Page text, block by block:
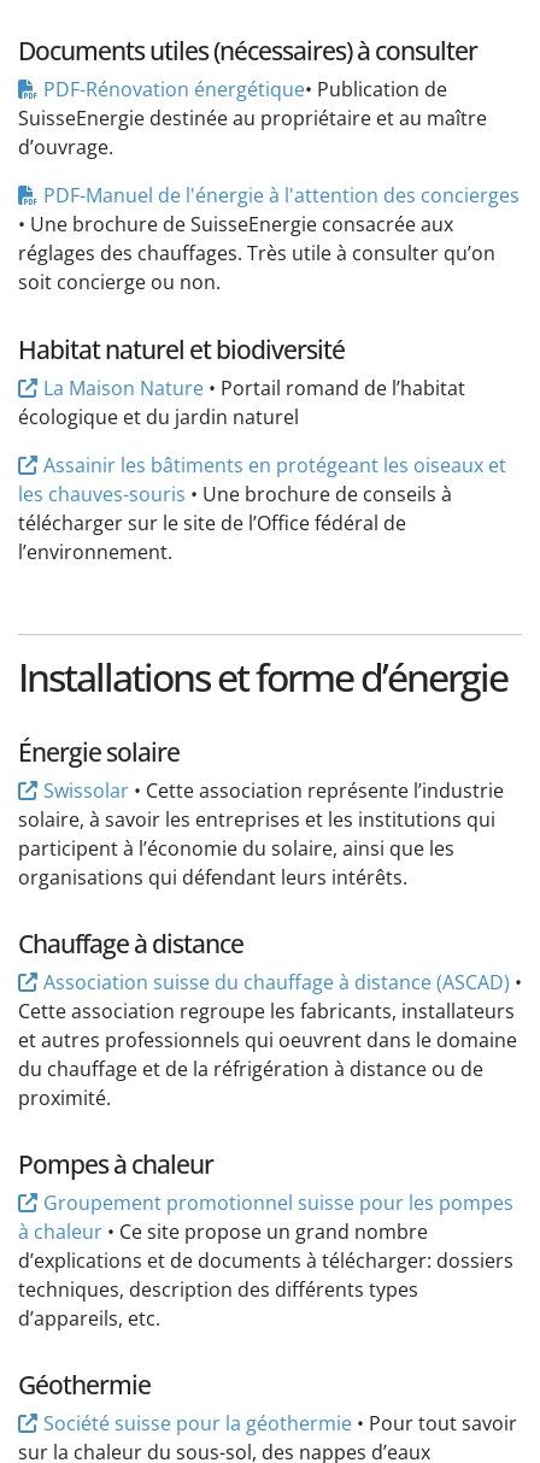
Documents utiles (nécessaires) à consulter
PDF-Rénovation énergétique• Publication de
SuisseEnergie destinée au propriétaire et au maître
d’ouvrage.
PDF-Manuel de l'énergie à l'attention des concierges
• Une brochure de SuisseEnergie consacrée aux
réglages des chauffages. Très utile à consulter qu’on
soit concierge ou non.
Habitat naturel et biodiversité
La Maison Nature• Portail romand de l’habitat
écologique et du jardin naturel
Assainir les bâtiments en protégeant les oiseaux et
les chauves-souris • Une brochure de conseils à
télécharger sur le site de l’Office fédéral de
l’environnement.
Installations et forme d’énergie
Énergie solaire
Swissolar• Cette association représente l’industrie
solaire, à savoir les entreprises et les institutions qui
participent à l’économie du solaire, ainsi que les
organisations qui défendant leurs intérêts.
Chauffage à distance
Association suisse du chauffage à distance (ASCAD) •
Cette association regroupe les fabricants, installateurs
et autres professionnels qui oeuvrent dans le domaine
du chauffage et de la réfrigération à distance ou de
proximité.
Pompes à chaleur
Groupement promotionnel suisse pour les pompes
à chaleur • Ce site propose un grand nombre
d’explications et de documents à télécharger: dossiers
techniques, description des différents types
d’appareils, etc.
Géothermie
Société suisse pour la géothermie• Pour tout savoir
sur la chaleur du sous-sol, des nappes d’eaux